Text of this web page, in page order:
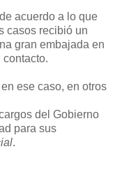
acuerdo a lo que
casos recibió un
gran embajada en
ese caso, en otros
del Gobierno
para sus
.